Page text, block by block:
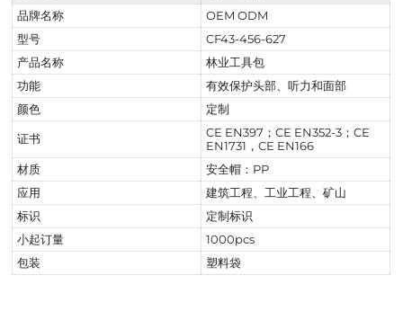
品牌名称
OEM ODM
型号
CF43-456-627
产品名称
林业工具包
功能
有效保护头部、听力和面部
颜色
定制
证书
CE EN397；CE EN352-3；CE
EN1731，CE EN166
材质
安全帽：PP
应用
建筑工程、工业工程、矿山
标识
定制标识
小起订量
1000pcs
包装
塑料袋